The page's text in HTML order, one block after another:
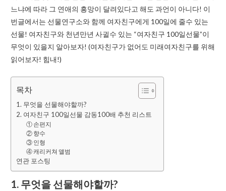
느냐에 따라 그 연애의 흥망이 달려있다고 해도 과언이 아니다! 이
번글에서는 선물연구소와 함께 여자친구에게 100일에 줄수 있는
선물! 여자친구와 천년만년 사귈수 있는 “여자친구 100일선물”이
무엇이 있을지 알아보자! (여자친구가 없어도 미래여자친구를 위해
읽어보자! 힘내!)
목차
1. 무엇을 선물해야할까?
2. 여자친구 100일선물 감동100배 추천 리스트
① 손편지
② 향수
③ 인형
④ 캐리커쳐 앨범
연관 포스팅
1. 무엇을 선물해야할까?